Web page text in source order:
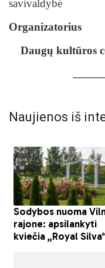
savivaldybė
Organizatorius
Daugų kultūros
Naujienos iš